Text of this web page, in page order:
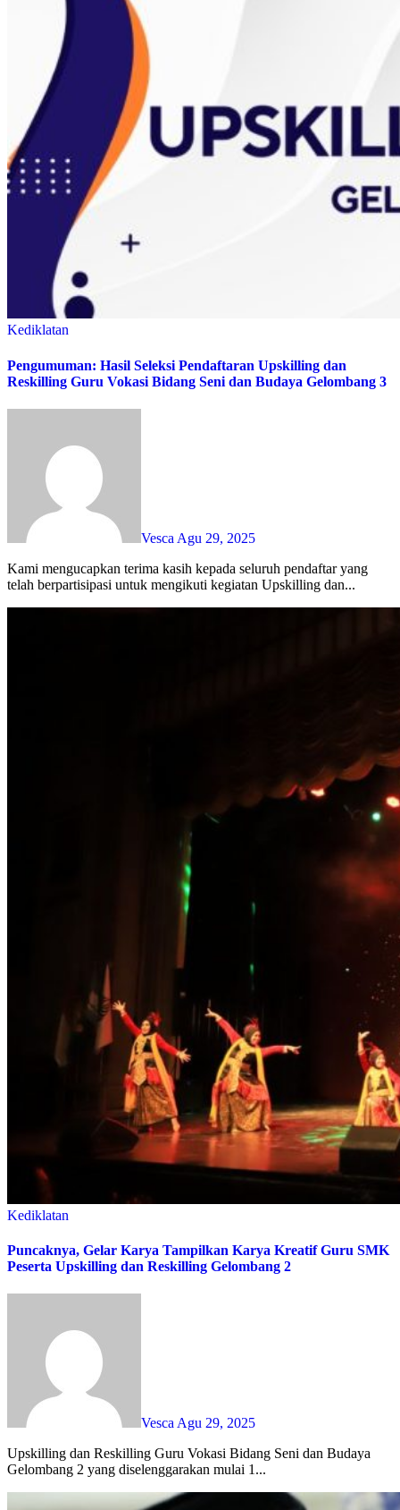
Kediklatan
Pengumuman: Hasil Seleksi Pendaftaran Upskilling dan
Reskilling Guru Vokasi Bidang Seni dan Budaya Gelombang 3
Vesca Agu 29, 2025
Kami mengucapkan terima kasih kepada seluruh pendaftar yang
telah berpartisipasi untuk mengikuti kegiatan Upskilling dan...
Kediklatan
Puncaknya, Gelar Karya Tampilkan Karya Kreatif Guru SMK
Peserta Upskilling dan Reskilling Gelombang 2
VescaAgu 29, 2025
Upskilling dan Reskilling Guru Vokasi Bidang Seni dan Budaya
Gelombang 2 yang diselenggarakan mulai 1...